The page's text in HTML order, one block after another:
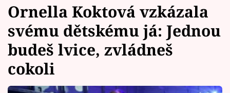
Témata
Celebrity
Vztahy
Ornella Koktová vzkázala
svému dětskému já: Jednou
budeš lvice, zvládneš
cokoli